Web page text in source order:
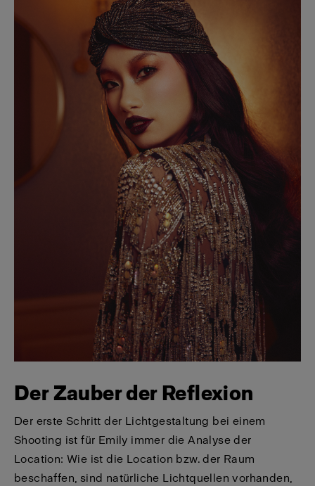
Der Zauber der Reflexion
Der erste Schritt der Lichtgestaltung bei einem
Shooting ist für Emily immer die Analyse der
Location: Wie ist die Location bzw. der Raum
beschaffen, sind natürliche Lichtquellen vorhanden,